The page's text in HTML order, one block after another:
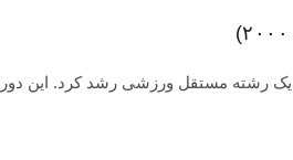
یک رشته مستقل ورزشی رشد کرد. این